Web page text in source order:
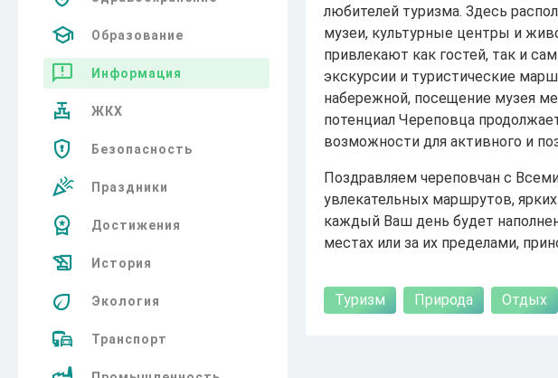
Образование
Информация
ЖКХ
Безопасность
Праздники
Достижения
История
Экология
Транспорт
любителей туризма. Здесь
музеи, культурные центры и
привлекают как гостей, так и
экскурсии и туристические
набережной, посещение музея
потенциал Череповца
возможности для активного и
Поздравляем череповчан с
увлекательных маршрутов,
каждый Ваш день будет
местах или за их пределами,
Туризм Природа Отдых